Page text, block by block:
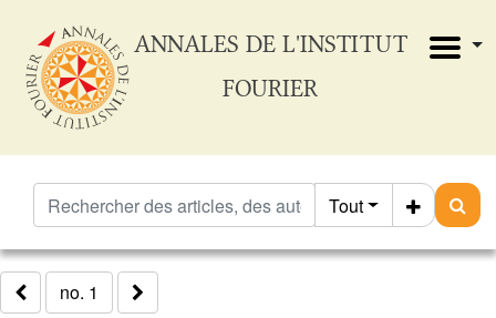
ANNALES DE L'INSTITUT
FOURIER
Tout
no. 1